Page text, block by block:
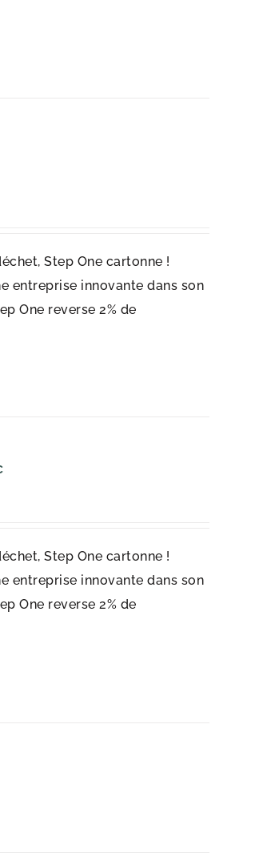
Step One cartonne !
entreprise innovante dans son
One reverse 2% de
Step One cartonne !
entreprise innovante dans son
One reverse 2% de